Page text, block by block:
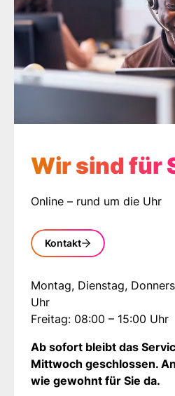
Wir sind für
Online – rund um die Uhr
Kontakt
Montag, Dienstag,
Uhr
Freitag: 08:00 – 15:00 Uhr
Ab sofort bleibt das
Mittwoch geschlossen.
wie gewohnt für Sie da.